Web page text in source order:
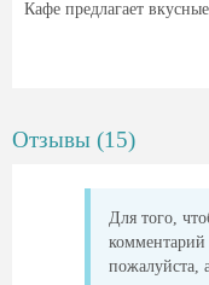
Кафе предлагает
Отзывы (15)
Для того,
комментарий
пожалуйста,